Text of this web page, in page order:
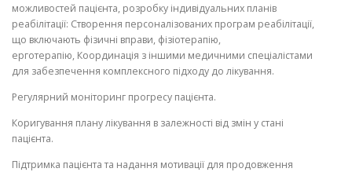
можливостей пацієнта, розробку індивідуальних планів
реабілітації: Створення персоналізованих програм реабілітації,
що включають фізичні вправи, фізіотерапію,
ерготерапію, Координація з іншими медичними спеціалістами
для забезпечення комплексного підходу до лікування.
Регулярний моніторинг прогресу пацієнта.
Коригування плану лікування в залежності від змін у стані
пацієнта.
Підтримка пацієнта та надання мотивації для продовження